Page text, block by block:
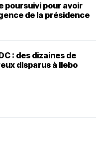
poursuivi pour avoir
de la présidence
: des dizaines de
disparus à Ilebo